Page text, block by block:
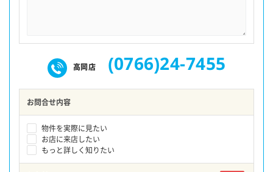
高岡店 (0766)24-7455
お問合せ内容
物件を実際に見たい
お店に来店したい
もっと詳しく知りたい